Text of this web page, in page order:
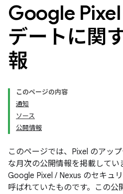
Google
デートに関
報
このページの内容
通知
ソース
公開情報
このページでは、Pixel のアッ
な月次の公開情報を掲載してい
Google Pixel / Nexus のセキュ
呼ばれていたものです。この公